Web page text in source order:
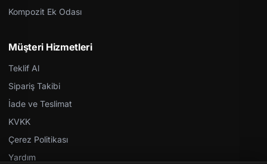
Kompozit Ek Odası
Müşteri Hizmetleri
Teklif Al
Sipariş Takibi
İade ve Teslimat
KVKK
Çerez Politikası
Yardım